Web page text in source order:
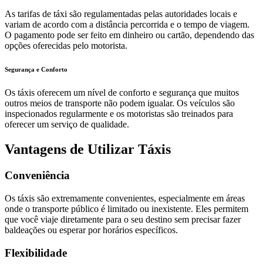
As tarifas de táxi são regulamentadas pelas autoridades locais e
variam de acordo com a distância percorrida e o tempo de viagem.
O pagamento pode ser feito em dinheiro ou cartão, dependendo das
opções oferecidas pelo motorista.
Segurança e Conforto
Os táxis oferecem um nível de conforto e segurança que muitos
outros meios de transporte não podem igualar. Os veículos são
inspecionados regularmente e os motoristas são treinados para
oferecer um serviço de qualidade.
Vantagens de Utilizar Táxis
Conveniência
Os táxis são extremamente convenientes, especialmente em áreas
onde o transporte público é limitado ou inexistente. Eles permitem
que você viaje diretamente para o seu destino sem precisar fazer
baldeações ou esperar por horários específicos.
Flexibilidade